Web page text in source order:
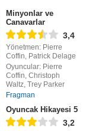
Minyonlar ve
Canavarlar
3,4
Yönetmen: Pierre
Coffin, Patrick Delage
Oyuncular: Pierre
Coffin, Christoph
Waltz, Trey Parker
Fragman
Oyuncak Hikayesi 5
3,2